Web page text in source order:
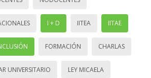
I + D IITEA IITAE
FORMACIÓN CHARLAS
UNIVERSITARIO LEY MICAELA